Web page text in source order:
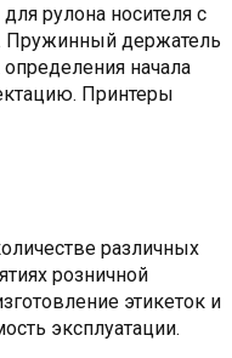
рулона носителя с
Пружинный держатель
начала
Принтеры
различных
розничной
этикеток и
эксплуатации.